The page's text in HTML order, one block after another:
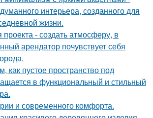
интерьера, созданного для
жизни.
- создать атмосферу, в
арендатор почувствует себя
как пустое пространство под
в функциональный и стильный
и современного комфорта.